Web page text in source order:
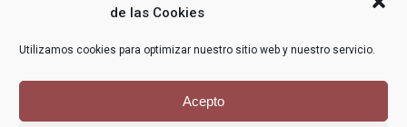
de las Cookies
Utilizamos cookies para optimizar nuestro sitio web y nuestro servicio.
Acepto
CARRITO
DEVOLUCIONES/REEMBOLSO